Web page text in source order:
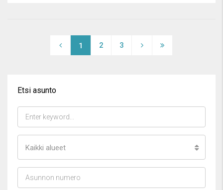
1 2 3
Etsi asunto
Kaikki alueet